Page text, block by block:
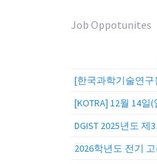
Job Oppotunites